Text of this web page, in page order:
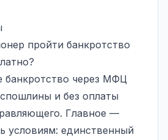
пройти банкротство
банкротство через МФЦ
и без оплаты
Главное —
условиям: единственный